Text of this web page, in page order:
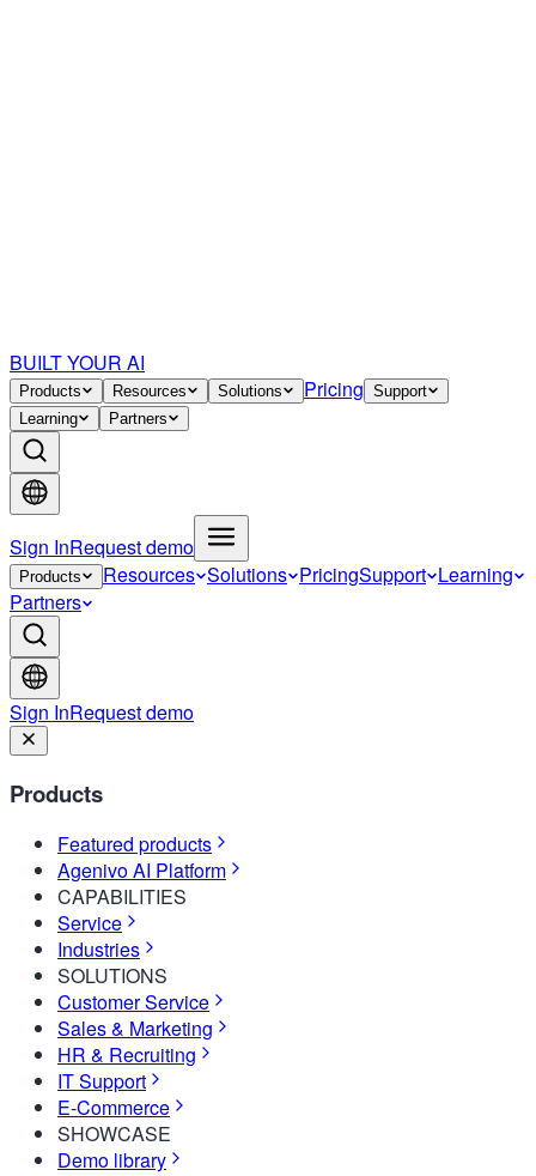
BUILT YOUR AI
Products Resources Solutions Pricing Support
Learning
Partners
Sign InRequest demo
Products Resources Solutions PricingSupport Learning
Partners
Sign InRequest demo
Products
Featured products
Agenivo AI Platform
CAPABILITIES
Service
Industries
SOLUTIONS
Customer Service
Sales & Marketing
HR & Recruiting
IT Support
E-Commerce
SHOWCASE
Demo library